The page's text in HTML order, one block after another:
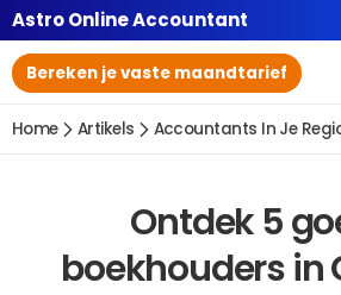
Astro Online Accountant
Bereken je vaste maandtarief
Home Artikels Accountants In Je
Ontdek 5
boekhouders in